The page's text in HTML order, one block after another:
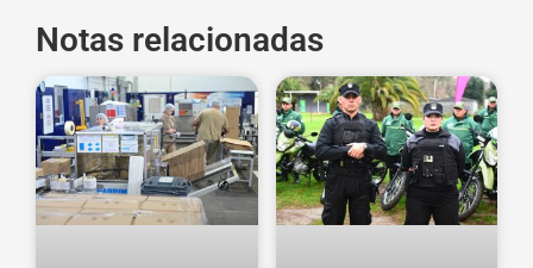
Notas relacionadas